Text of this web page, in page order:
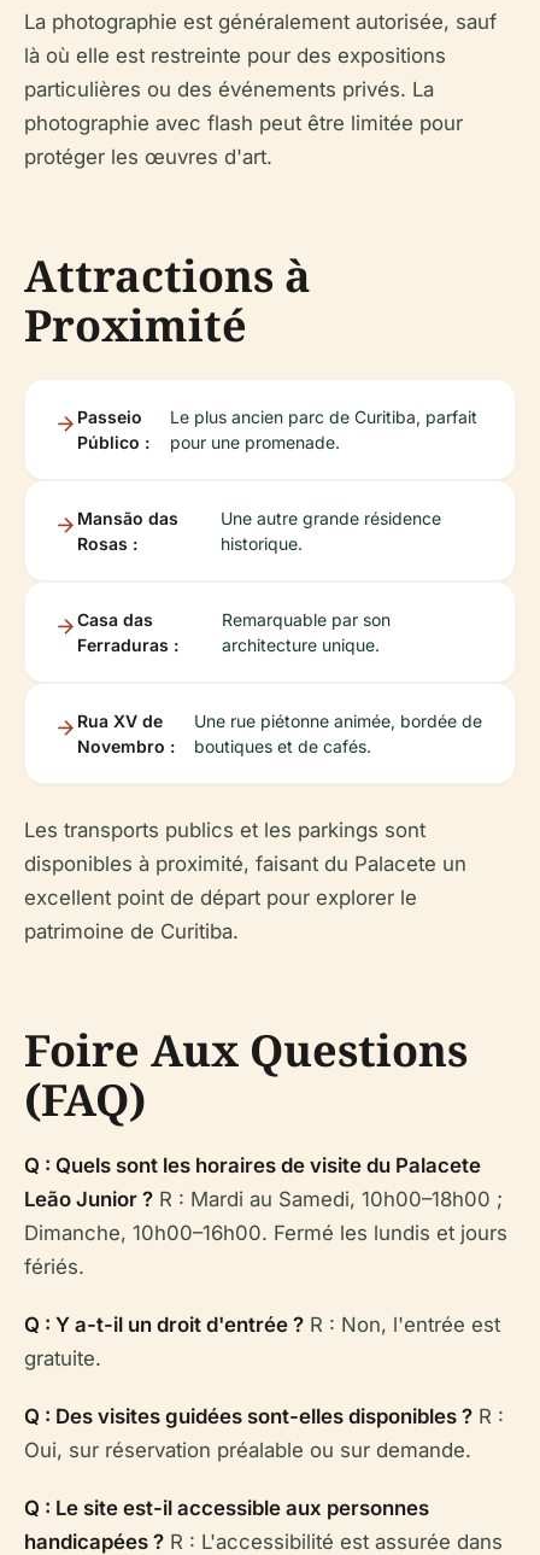
La photographie est généralement autorisée, sauf
là où elle est restreinte pour des expositions
particulières ou des événements privés. La
photographie avec flash peut être limitée pour
protéger les œuvres d'art.
Attractions à
Proximité
Passeio
Público :
Le plus ancien parc de Curitiba, parfait
pour une promenade.
Mansão das
Rosas :
Une autre grande résidence
historique.
Casa das
Ferraduras :
Remarquable par son
architecture unique.
Rua XV de
Novembro :
Une rue piétonne animée, bordée de
boutiques et de cafés.
Les transports publics et les parkings sont
disponibles à proximité, faisant du Palacete un
excellent point de départ pour explorer le
patrimoine de Curitiba.
Foire Aux Questions
(FAQ)
Q : Quels sont les horaires de visite du Palacete
Leão Junior ? R : Mardi au Samedi, 10h00–18h00 ;
Dimanche, 10h00–16h00. Fermé les lundis et jours
fériés.
Q : Y a-t-il un droit d'entrée ? R : Non, l'entrée est
gratuite.
Q : Des visites guidées sont-elles disponibles ? R :
Oui, sur réservation préalable ou sur demande.
Q : Le site est-il accessible aux personnes
handicapées ? R : L'accessibilité est assurée dans